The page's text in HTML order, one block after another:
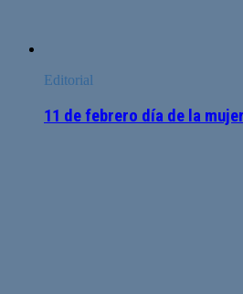
Editorial
11 de febrero día de la